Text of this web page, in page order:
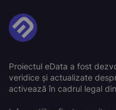
Proiectul eData a fost
veridice și actualizate
activează în cadrul legal